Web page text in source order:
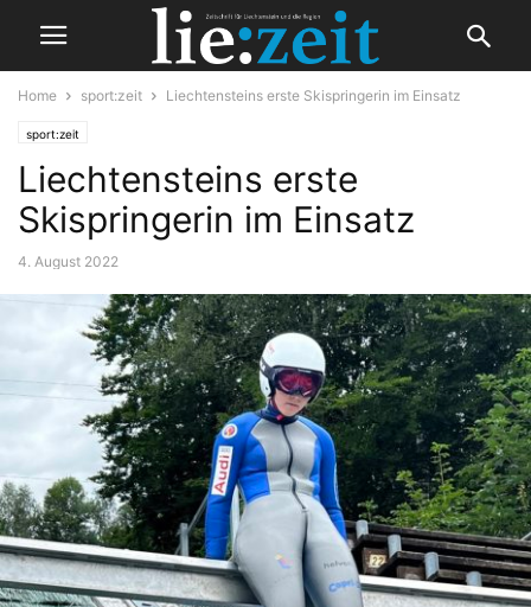
Home sport:zeit Liechtensteins erste Skispringerin im Einsatz
sport:zeit
Liechtensteins erste
Skispringerin im Einsatz
4. August 2022